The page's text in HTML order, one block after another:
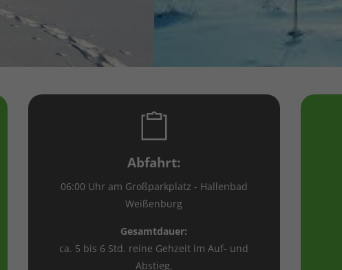
Abfahrt:
06:00 Uhr am Großparkplatz - Hallenbad
Weißenburg
Gesamtdauer:
ca. 5 bis 6 Std. reine Gehzeit im Auf- und
Abstieg.